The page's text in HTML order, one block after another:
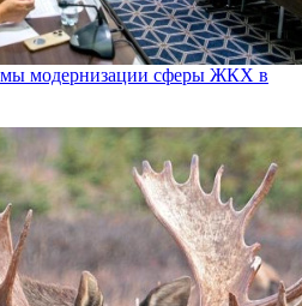
модернизации сферы ЖКХ в